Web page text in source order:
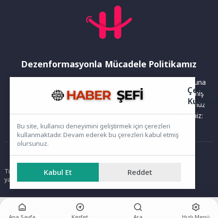
Dezenformasyonla Mücadele Politikamız
Yayınlanan haberler doğruluk ilkesi gözetilerek hazırlanır. Buna
rağmen bazı içeriklerde eksik, hatalı veya güncelliğini yitirmiş
bilgiler bulunabilir.Yanlış veya yanıltıcı olduğunu düşündüğünüz
haberleri aşağıdaki iletişim kanallarından bize bildirebilirsiniz:
Ana Sayfa
Tüm hakları saklıdır. Sitede yer alan içerikler izinsiz kopyalanamaz,
yayımlanamaz ve kullanılamaz.
Ana Sayfa Keşfet Ara Hızlı Menü
Çerez
Bu site, kullanıcı deneyimini geliştirmek için çerezleri
kullanmaktadır. Devam ederek bu çerezleri kabul etmiş
olursunuz.
Kabul Et Reddet